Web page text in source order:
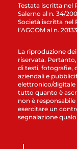
Testata iscritta nel
Salerno al n. 34/
Società iscritta nel
l’AGCOM al n. 20133
La riproduzione
riservata.
di testi, fotografie,
aziendali e
elettronico/digitale
tutto quanto è
non è
esercitare un
segnalazione